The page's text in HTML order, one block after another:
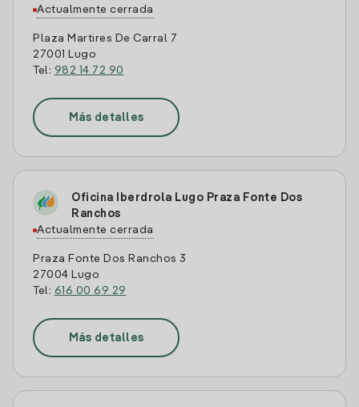
Actualmente cerrada
Plaza Martires De Carral 7
27001 Lugo
Tel: 982 14 72 90
Más detalles
Oficina Iberdrola Lugo Praza Fonte Dos
Ranchos
Actualmente cerrada
Praza Fonte Dos Ranchos 3
27004 Lugo
Tel: 616 00 69 29
Más detalles